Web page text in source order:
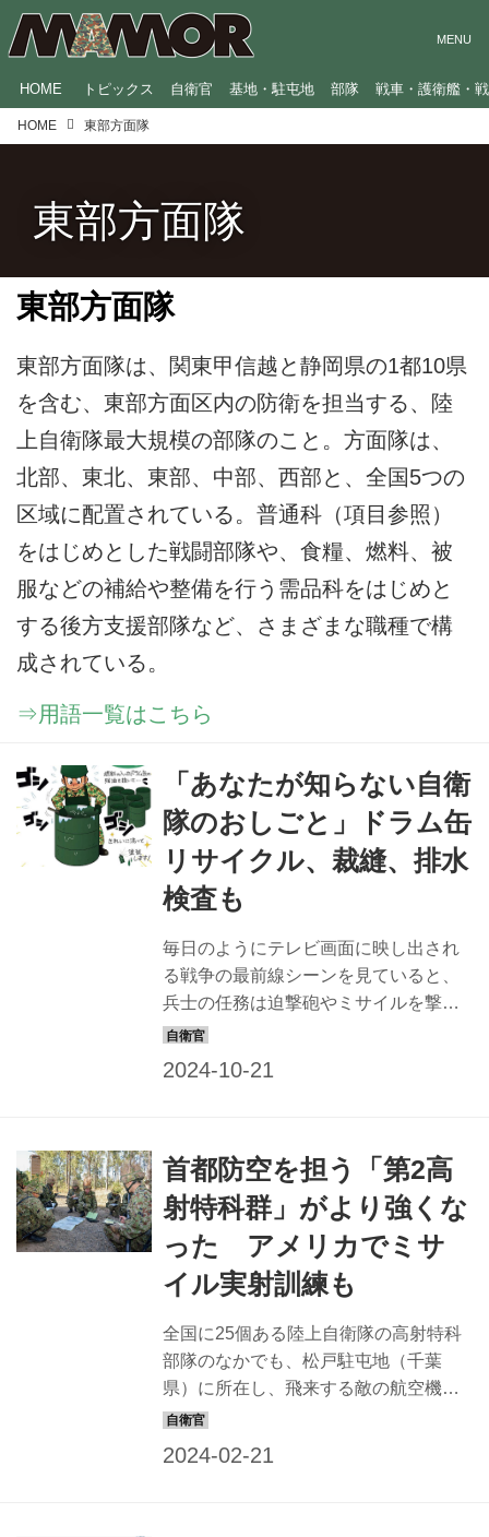
HOME トピックス 自衛官 基地・駐屯地 部隊 戦車・護衛艦・
HOME 東部方面隊
東部方面隊
東部方面隊
東部方面隊は、関東甲信越と静岡県の1都10県
を含む、東部方面区内の防衛を担当する、陸
上自衛隊最大規模の部隊のこと。方面隊は、
北部、東北、東部、中部、西部と、全国5つの
区域に配置されている。普通科（項目参照）
をはじめとした戦闘部隊や、食糧、燃料、被
服などの補給や整備を行う需品科をはじめと
する後方支援部隊など、さまざまな職種で構
成されている。
⇒用語一覧はこちら
「あなたが知らない自衛
隊のおしごと」ドラム缶
リサイクル、裁縫、排水
検査も
毎日のようにテレビ画面に映し出され
る戦争の最前線シーンを見ていると、
兵士の任務は迫撃砲やミサイルを撃っ
たり、戦車や装甲車で進撃することと
戦闘機や、領海への侵入を防ぐために
監視する護衛艦、潜水艦、哨戒機など
の任務は、報道などで国民の目に触れ
る機会もあるが、その任務を支えるた
めに、国民の目に触れない多くの隊員
が日本を守るために戦っているのだ。
そんな“あなたが知らない自衛隊の仕
事”を、マンガで紹介しよう。 ドラム缶
整備 11もの作業工程を経てドラム缶を
リサイ...
首都防空を担う「第2高
射特科群」がより強くな
った アメリカでミサ
イル実射訓練も
全国に25個ある陸上自衛隊の高射特科
部隊のなかでも、松戸駐屯地（千葉
県）に所在し、飛来する敵の航空機や
巡航ミサイルを地上からミサイルなど